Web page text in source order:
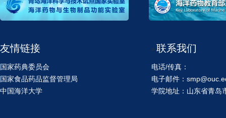
友情链接
国家药典委员会
国家食品药品监督管理局
中国海洋大学
> 联系我们
电话/传真：
电子邮件：
学院地址：山东省青岛